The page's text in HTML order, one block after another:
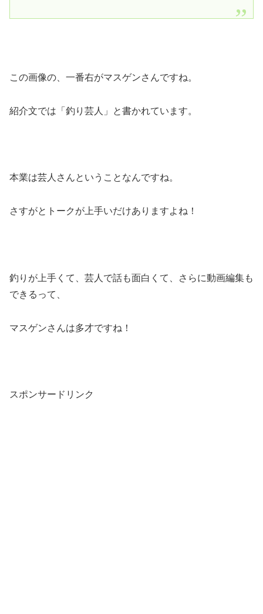
この画像の、一番右がマスゲンさんですね。
紹介文では「釣り芸人」と書かれています。
本業は芸人さんということなんですね。
さすがとトークが上手いだけありますよね！
釣りが上手くて、芸人で話も面白くて、さらに動画編集も
できるって、
マスゲンさんは多才ですね！
スポンサードリンク